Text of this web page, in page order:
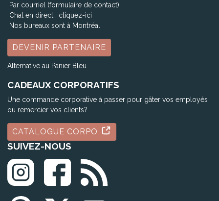
Par courriel (formulaire de contact)
Chat en direct : cliquez-ici
Nos bureaux sont à Montréal
DEVENIR PARTENAIRE
Alternative au Panier Bleu
CADEAUX CORPORATIFS
Une commande corporative à passer pour gâter vos employés
ou remercier vos clients?
CATALOGUE CORPO
SUIVEZ-NOUS